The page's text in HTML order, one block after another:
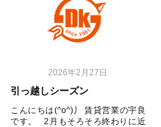
2026年2月27日
引っ越しシーズン
こんにちは(^o^)丿 賃貸営業の宇良
です。 2月もそろそろ終わりに近